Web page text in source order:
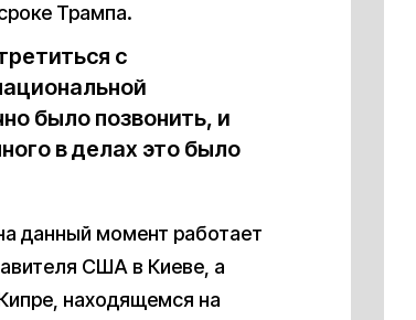
Трампа.
с
было позвонить, и
в делах это было
данный момент работает
США в Киеве, а
находящемся на